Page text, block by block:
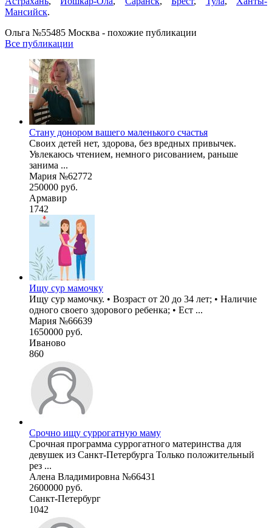
Мансийск.
Ольга №55485 Москва - похожие публикации
Все публикации
Стану донором вашего маленького счастья
Своих детей нет, здорова, без вредных привычек.
Увлекаюсь чтением, немного рисованием, раньше
занима ...
Мария №62772
250000 руб.
Армавир
1742
Ищу сур мамочку
Ищу сур мамочку. • Возраст от 20 до 34 лет; • Наличие
одного своего здорового ребенка; • Ест ...
Мария №66639
1650000 руб.
Иваново
860
Срочно ищу суррогатную маму
Срочная программа суррогатного материнства для
девушек из Санкт-Петербурга Только положительный
рез ...
Алена Владимировна №66431
2600000 руб.
Санкт-Петербург
1042